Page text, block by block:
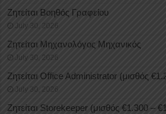
Ζητείται Βοηθός Γραφείου
July 30, 2026
Ζητείται Μηχανολόγος Μηχανικός
July 30, 2026
Ζητείται Office Administrator (μισθός
July 30, 2026
Ζητείται Storekeeper (μισθός €1.300 –